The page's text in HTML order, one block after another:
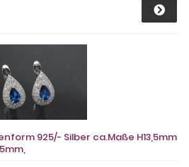
925/- Silber ca.Maße H13,5mm